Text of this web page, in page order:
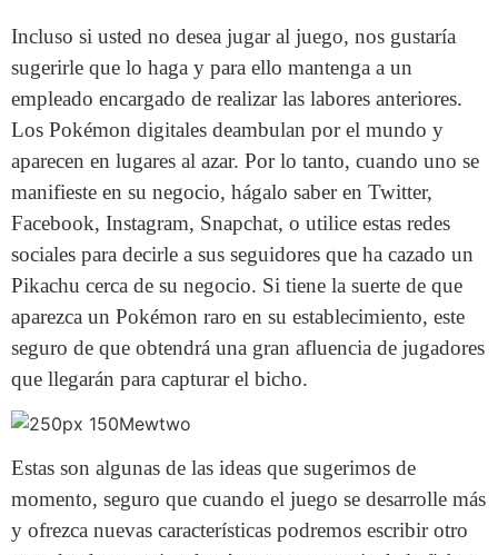
Incluso si usted no desea jugar al juego, nos gustaría
sugerirle que lo haga y para ello mantenga a un
empleado encargado de realizar las labores anteriores.
Los Pokémon digitales deambulan por el mundo y
aparecen en lugares al azar. Por lo tanto, cuando uno se
manifieste en su negocio, hágalo saber en Twitter,
Facebook, Instagram, Snapchat, o utilice estas redes
sociales para decirle a sus seguidores que ha cazado un
Pikachu cerca de su negocio. Si tiene la suerte de que
aparezca un Pokémon raro en su establecimiento, este
seguro de que obtendrá una gran afluencia de jugadores
que llegarán para capturar el bicho.
Estas son algunas de las ideas que sugerimos de
momento, seguro que cuando el juego se desarrolle más
y ofrezca nuevas características podremos escribir otro